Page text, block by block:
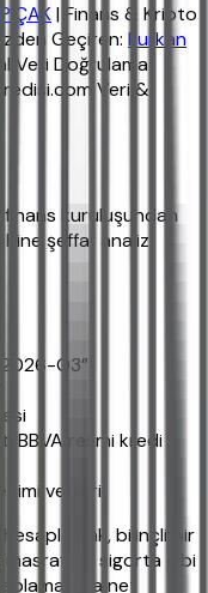
| Finans & Kripto
Geçiren: Furkan
Veri Doğrulama
Veri &
kuruluşundan
şeffaf analiz
Q3”
BBVA resmi kredi
verileri
bilinçli bir
masrafı ve sigorta gibi
net